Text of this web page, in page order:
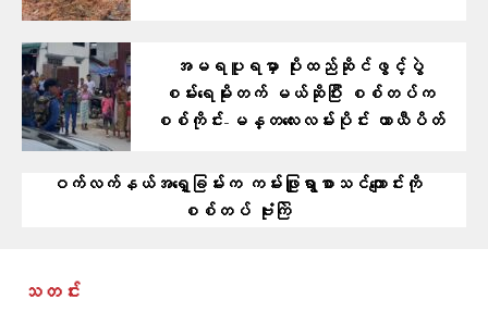
အမရပူရမှာ ပိုးထည်ဆိုင်ဖွင့်ပွဲ
စမ်းရေမိုးတက် မယ်ဆိုပြီး စစ်တပ်က
စစ်ကိုင်း-မန္တလေးလမ်းပိုင်း ယာယီပိတ်
ဝက်လက်နယ်အရှေ့ခြမ်းက ကမ်းဖြူရွာစာသင်ကျောင်းကို
စစ်တပ် ဗုံးကြဲ
သတင်း